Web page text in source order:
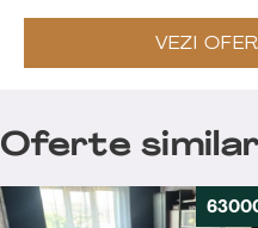
VEZI
Oferte